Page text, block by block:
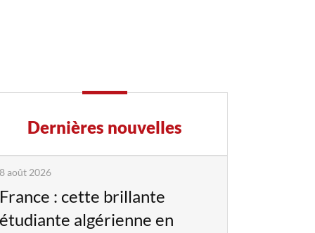
Dernières nouvelles
8 août 2026
France : cette brillante
étudiante algérienne en